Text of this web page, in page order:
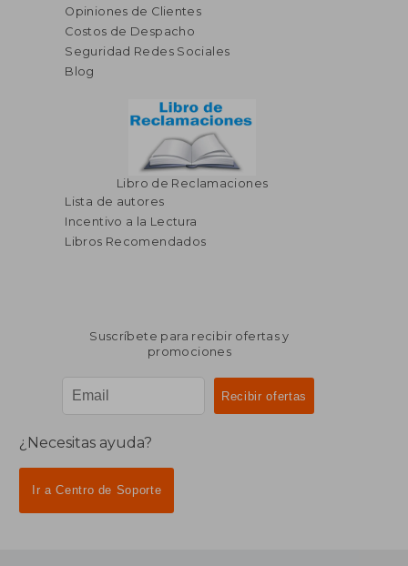
Opiniones de Clientes
Costos de Despacho
Seguridad Redes Sociales
Blog
Libro de Reclamaciones
Lista de autores
Incentivo a la Lectura
Libros Recomendados
Suscríbete para recibir ofertas y
promociones
¿Necesitas ayuda?
Ir a Centro de Soporte